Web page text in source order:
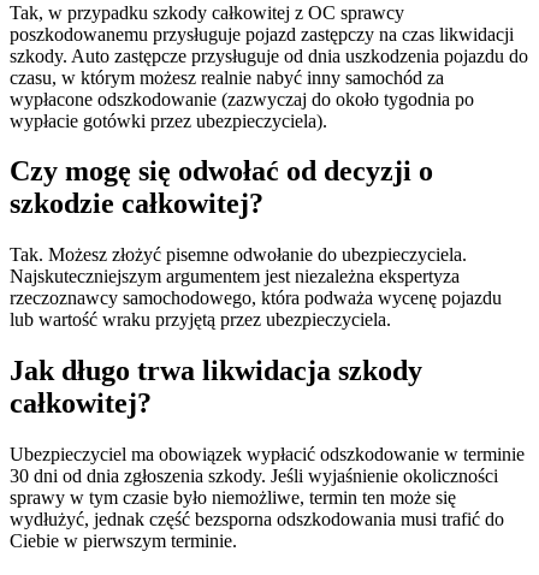
Tak, w przypadku szkody całkowitej z OC sprawcy
poszkodowanemu przysługuje pojazd zastępczy na czas likwidacji
szkody. Auto zastępcze przysługuje od dnia uszkodzenia pojazdu do
czasu, w którym możesz realnie nabyć inny samochód za
wypłacone odszkodowanie (zazwyczaj do około tygodnia po
wypłacie gotówki przez ubezpieczyciela).
Czy mogę się odwołać od decyzji o
szkodzie całkowitej?
Tak. Możesz złożyć pisemne odwołanie do ubezpieczyciela.
Najskuteczniejszym argumentem jest niezależna ekspertyza
rzeczoznawcy samochodowego, która podważa wycenę pojazdu
lub wartość wraku przyjętą przez ubezpieczyciela.
Jak długo trwa likwidacja szkody
całkowitej?
Ubezpieczyciel ma obowiązek wypłacić odszkodowanie w terminie
30 dni od dnia zgłoszenia szkody. Jeśli wyjaśnienie okoliczności
sprawy w tym czasie było niemożliwe, termin ten może się
wydłużyć, jednak część bezsporna odszkodowania musi trafić do
Ciebie w pierwszym terminie.